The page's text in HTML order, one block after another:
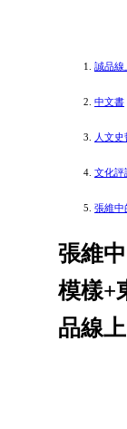
誠品線
中文書
人文史
文化評
張維中
張維
模樣+
品線上